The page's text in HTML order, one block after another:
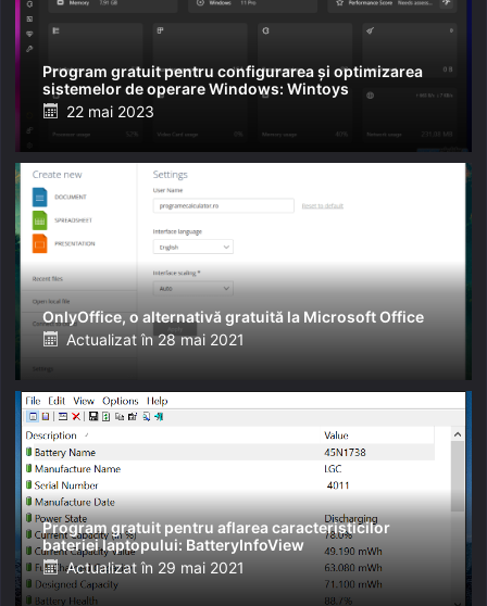
Program gratuit pentru configurarea și optimizarea
sistemelor de operare Windows: Wintoys
Posted
on
22 mai 2023
OnlyOffice, o alternativă gratuită la Microsoft Office
Posted
Actualizat în 28 mai 2021
Program gratuit pentru aflarea caracteristicilor
bateriei laptopului: BatteryInfoView
Posted
on
Actualizat în 29 mai 2021